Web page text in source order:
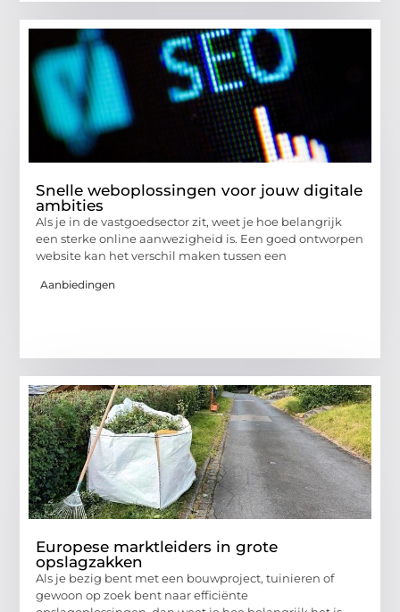
Snelle weboplossingen voor jouw digitale
ambities
Als je in de vastgoedsector zit, weet je hoe belangrijk
een sterke online aanwezigheid is. Een goed ontworpen
website kan het verschil maken tussen een
Aanbiedingen
Europese marktleiders in grote
opslagzakken
Als je bezig bent met een bouwproject, tuinieren of
gewoon op zoek bent naar efficiënte